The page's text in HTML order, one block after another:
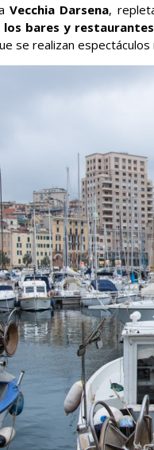
Vecchia Darsena,
bares y restaurantes
se realizan